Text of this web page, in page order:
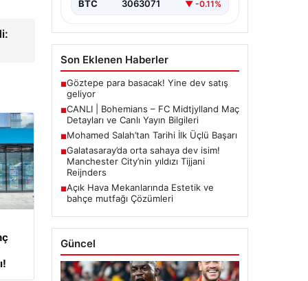
BTC 3063071 ▼ -0.11%
Son Eklenen Haberler
■Göztepe para basacak! Yine dev satış
geliyor
■CANLI | Bohemians – FC Midtjylland Maç
Detayları ve Canlı Yayın Bilgileri
■Mohamed Salah’tan Tarihi İlk Üçlü Başarı
■Galatasaray’da orta sahaya dev isim!
Manchester City’nin yıldızı Tijjani
Reijnders
■Açık Hava Mekanlarında Estetik ve
bahçe mutfağı Çözümleri
Güncel